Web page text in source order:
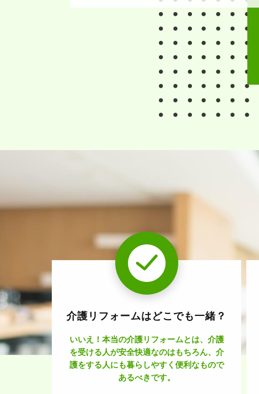
介護リフォームはどこでも一緒？
いいえ！本当の介護リフォームとは、介護
を受ける人が安全快適なのはもちろん、介
護をする人にも暮らしやすく便利なもので
あるべきです。